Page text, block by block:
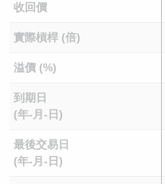
收回價
實際槓桿 (倍)
溢價 (%)
到期日
(年-月-日)
最後交易日
(年-月-日)